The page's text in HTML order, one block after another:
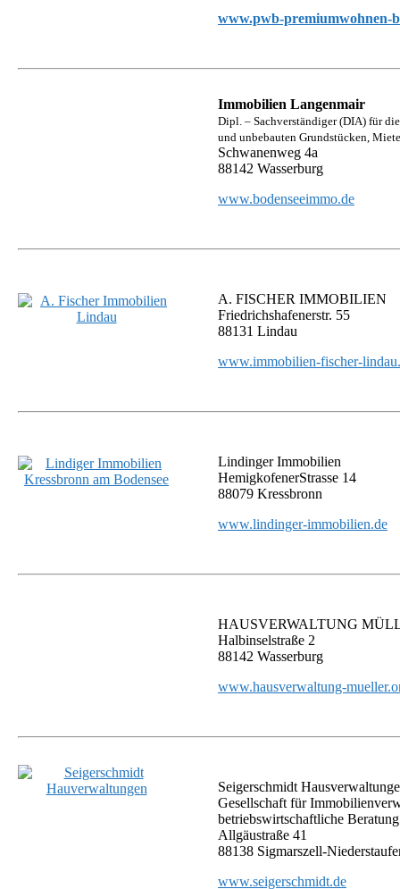
www.pwb-premiumwohnen-
Immobilien Langenmair
Dipl. – Sachverständiger (DIA) für
und unbebauten Grundstücken,
Schwanenweg 4a
88142 Wasserburg
www.bodenseeimmo.de
A. FISCHER IMMOBILIEN
Friedrichshafenerstr. 55
88131 Lindau
www.immobilien-fischer-
Lindinger Immobilien
HemigkofenerStrasse 14
88079 Kressbronn
www.lindinger-immobilien.de
HAUSVERWALTUNG
Halbinselstraße 2
88142 Wasserburg
www.hausverwaltung-
Seigerschmidt
Gesellschaft für
betriebswirtschaftliche
Allgäustraße 41
88138 Sigmarszell-
www.seigerschmidt.de